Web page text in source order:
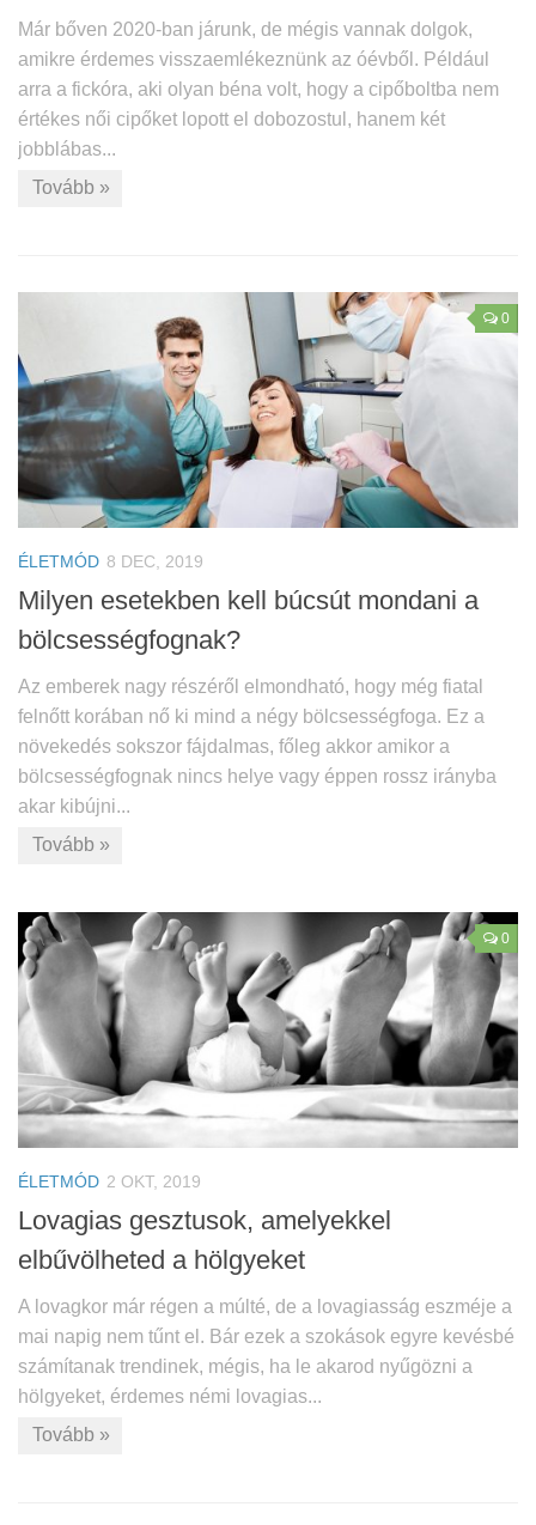
Már bőven 2020-ban járunk, de mégis vannak dolgok,
amikre érdemes visszaemlékeznünk az óévből. Például
arra a fickóra, aki olyan béna volt, hogy a cipőboltba nem
értékes női cipőket lopott el dobozostul, hanem két
jobblábas...
Tovább »
0
ÉLETMÓD 8 DEC, 2019
Milyen esetekben kell búcsút mondani a
bölcsességfognak?
Az emberek nagy részéről elmondható, hogy még fiatal
felnőtt korában nő ki mind a négy bölcsességfoga. Ez a
növekedés sokszor fájdalmas, főleg akkor amikor a
bölcsességfognak nincs helye vagy éppen rossz irányba
akar kibújni...
Tovább »
0
ÉLETMÓD 2 OKT, 2019
Lovagias gesztusok, amelyekkel
elbűvölheted a hölgyeket
A lovagkor már régen a múlté, de a lovagiasság eszméje a
mai napig nem tűnt el. Bár ezek a szokások egyre kevésbé
számítanak trendinek, mégis, ha le akarod nyűgözni a
hölgyeket, érdemes némi lovagias...
Tovább »